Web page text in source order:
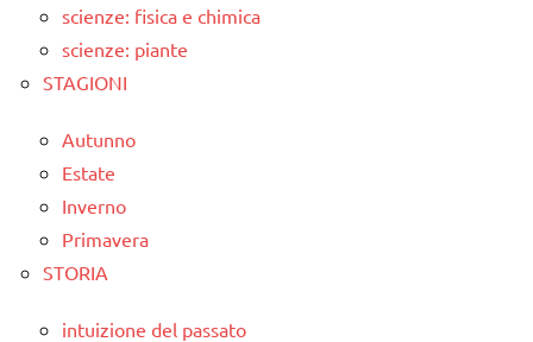
scienze: fisica e chimica
scienze: piante
STAGIONI
Autunno
Estate
Inverno
Primavera
STORIA
intuizione del passato